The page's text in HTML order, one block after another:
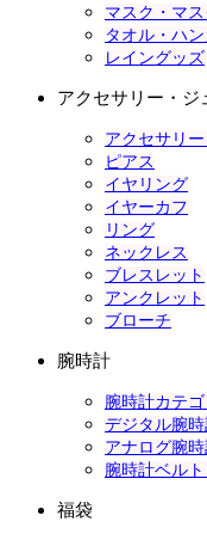
マスク・マ
タオル・ハ
レイングッズ
アクセサリー・ジ
アクセサリ
ピアス
イヤリング
イヤーカフ
リング
ネックレス
ブレスレット
アンクレット
ブローチ
腕時計
腕時計カテ
デジタル腕
アナログ腕
腕時計ベル
福袋